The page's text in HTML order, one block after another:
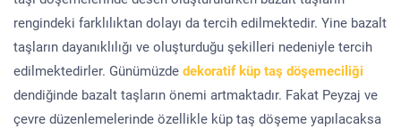
rengindeki farklılıktan dolayı da tercih edilmektedir. Yine bazalt
taşların dayanıklılığı ve oluşturduğu şekilleri nedeniyle tercih
edilmektedirler. Günümüzde dekoratif küp taş döşemeciliği
dendiğinde bazalt taşların önemi artmaktadır. Fakat Peyzaj ve
çevre düzenlemelerinde özellikle küp taş döşeme yapılacaksa